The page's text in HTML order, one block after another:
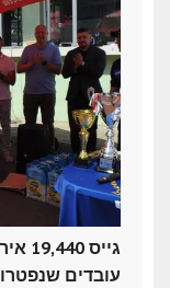
עובדים שנפטרו